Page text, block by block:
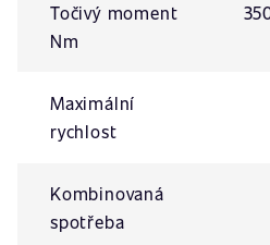
Točivý moment
Nm
Maximální
rychlost
Kombinovaná
spotřeba